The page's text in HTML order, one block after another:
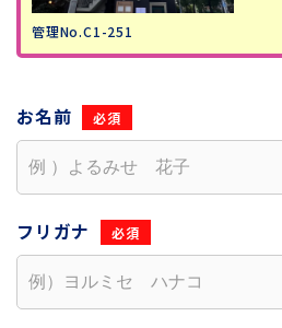
管理No.C1-251
お名前
フリガナ